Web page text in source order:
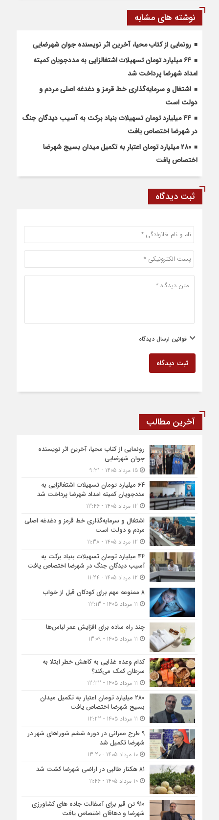
نوشته های مشابه
رونمایی از کتاب محیا، آخرین اثر نویسنده جوان شهرضایی
۶۴ میلیارد تومان تسهیلات اشتغالزایی به مددجویان کمیته
امداد شهرضا پرداخت شد
اشتغال و سرمایه‌گذاری خط قرمز و دغدغه اصلی مردم و
دولت است
۴۴ میلیارد تومان تسهیلات بنیاد برکت به آسیب دیدگان جنگ
در شهرضا اختصاص یافت
۲۸۰ میلیارد تومان اعتبار به تکمیل میدان بسیج شهرضا
اختصاص یافت
ثبت دیدگاه
قوانین ارسال دیدگاه
ثبت دیدگاه
آخرین مطالب
رونمایی از کتاب محیا، آخرین اثر نویسنده
جوان شهرضایی
15 مرداد 1405 - 9:31
۶۴ میلیارد تومان تسهیلات اشتغالزایی به
مددجویان کمیته امداد شهرضا پرداخت شد
اشتغال و سرمایه‌گذاری خط قرمز و دغدغه اصلی
مردم و دولت است
۴۴ میلیارد تومان تسهیلات بنیاد برکت به
آسیب دیدگان جنگ در شهرضا اختصاص یافت
۸ ممنوعه مهم برای کودکان قبل از خواب
چند راه ساده برای افزایش عمر لباس‌ها
کدام وعده غذایی به کاهش خطر ابتلا به
سرطان کمک می‌کند؟
۲۸۰ میلیارد تومان اعتبار به تکمیل میدان
بسیج شهرضا اختصاص یافت
۹ طرح عمرانی در دوره ششم شوراهای شهر در
شهرضا تکمیل شد
10 مرداد 1405 - 13:20
۸۱ هکتار طالبی در اراضی شهرضا کشت شد
10 مرداد 1405 - 11:46
۹۱۰ تن قیر برای آسفالت جاده های کشاورزی
شهرضا و دهاقان اختصاص یافت